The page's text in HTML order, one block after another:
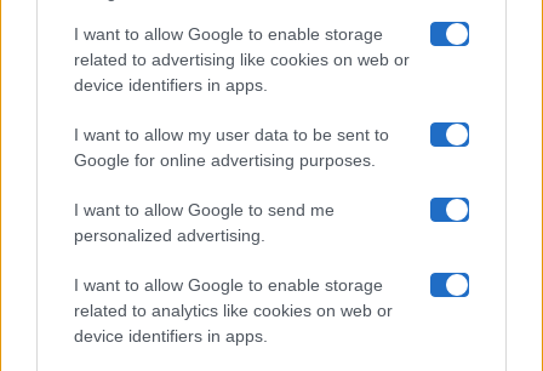
I want to allow Google to enable storage
related to advertising like cookies on web or
device identifiers in apps.
I want to allow my user data to be sent to
Google for online advertising purposes.
I want to allow Google to send me
personalized advertising.
I want to allow Google to enable storage
related to analytics like cookies on web or
device identifiers in apps.
Uomini E Donne
Maste S.r.l.
Chi siamo
Collabora con noi
Contatti